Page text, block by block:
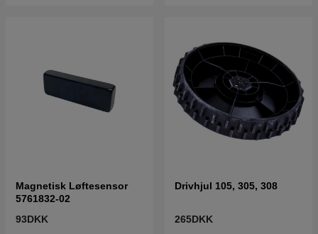
Magnetisk Løftesensor
5761832-02
93DKK
Drivhjul 105, 305, 308
265DKK